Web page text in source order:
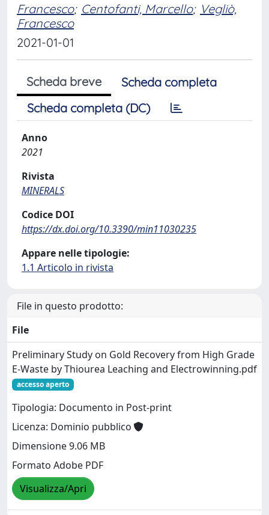
Francesco; Centofanti, Marcello; Vegliò,
Francesco
2021-01-01
Scheda breve
Scheda completa
Scheda completa (DC)
Anno
2021
Rivista
MINERALS
Codice DOI
https://dx.doi.org/10.3390/min11030235
Appare nelle tipologie:
1.1 Articolo in rivista
File in questo prodotto:
File
Preliminary Study on Gold Recovery from High Grade
E-Waste by Thiourea Leaching and Electrowinning.pdf
accesso aperto
Tipologia: Documento in Post-print
Licenza: Dominio pubblico
Dimensione 9.06 MB
Formato Adobe PDF
Visualizza/Apri